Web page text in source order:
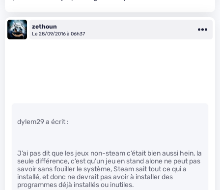
zethoun
Le 28/09/2016 à 06h37
dylem29 a écrit :
J’ai pas dit que les jeux non-steam c’était bien aussi hein, la
seule différence, c’est qu’un jeu en stand alone ne peut pas
savoir sans fouiller le système, Steam sait tout ce qui a
installé, et donc ne devrait pas avoir à installer des
programmes déjà installés ou inutiles.